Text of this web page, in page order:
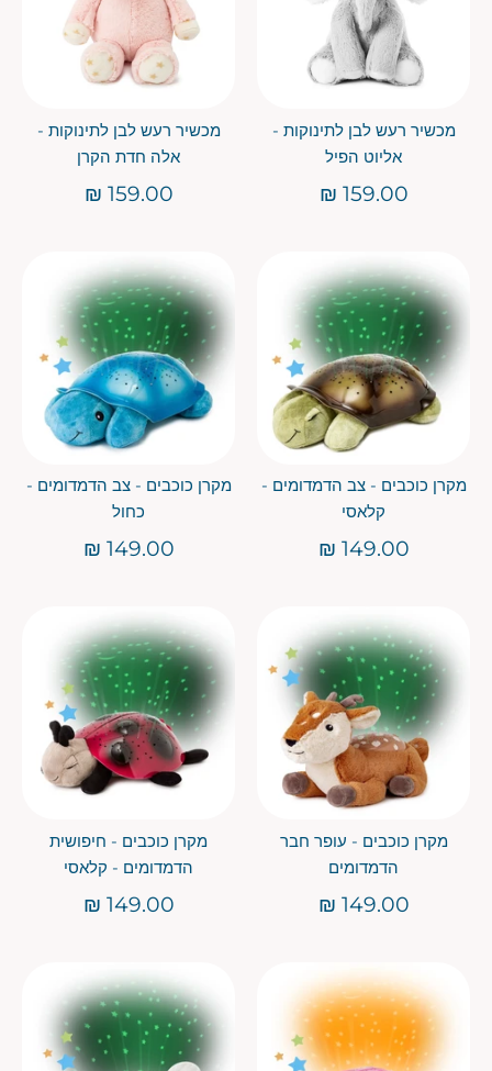
מכשיר רעש לבן לתינוקות -
אליוט הפיל
159.00 ₪
מכשיר רעש לבן לתינוקות -
אלה חדת הקרן
159.00 ₪
מקרן כוכבים - צב הדמדומים -
קלאסי
149.00 ₪
מקרן כוכבים - צב הדמדומים -
כחול
149.00 ₪
מקרן כוכבים - עופר חבר
הדמדומים
149.00 ₪
מקרן כוכבים - חיפושית
הדמדומים - קלאסי
149.00 ₪